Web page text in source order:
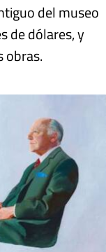
del museo
de dólares, y
obras.